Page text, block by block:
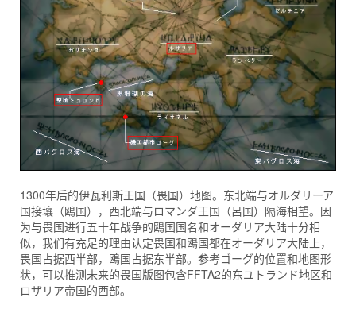
1300年后的伊瓦利斯王国（畏国）地图。东北端与オルダリーア
国接壤（鴎国），西北端与ロマンダ王国（呂国）隔海相望。因
为与畏国进行五十年战争的鴎国国名和オーダリア大陆十分相
似，我们有充足的理由认定畏国和鴎国都在オーダリア大陆上，
畏国占据西半部，鴎国占据东半部。参考ゴーグ的位置和地图形
状，可以推测未来的畏国版图包含FFTA2的东ユトランド地区和
ロザリア帝国的西部。